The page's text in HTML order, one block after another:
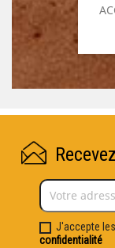
J'accepte
confidentialité